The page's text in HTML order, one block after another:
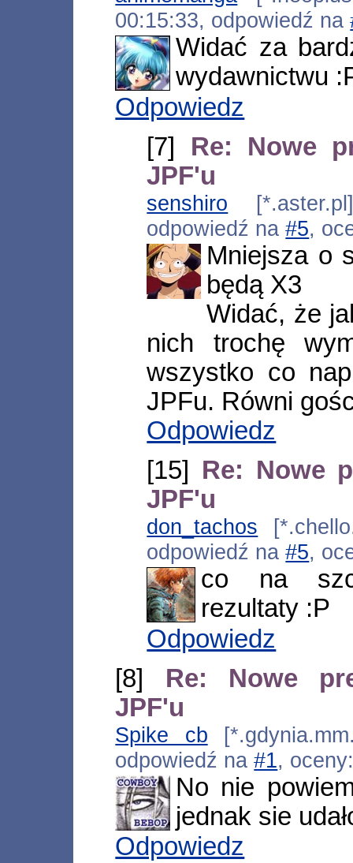
00:15:33, odpowiedź na
Widać za
wydawnictwu
Odpowiedz
[7] Re: Nowe
JPF'u
senshiro
odpowiedź na#5,
Mniejsza o
będą X3
Widać, że
nich trochę
wszystko co
JPFu. Równi
Odpowiedz
[15] Re: Nowe
JPF'u
don_tachos
odpowiedź na#5,
co na
rezultaty :P
Odpowiedz
[8] Re: Nowe
JPF'u
Spike cb
odpowiedź na#1,
No nie
jednak sie
Odpowiedz